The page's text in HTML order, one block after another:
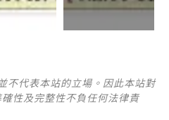
不代表本站的立場。因此本站對
性及完整性不負任何法律責